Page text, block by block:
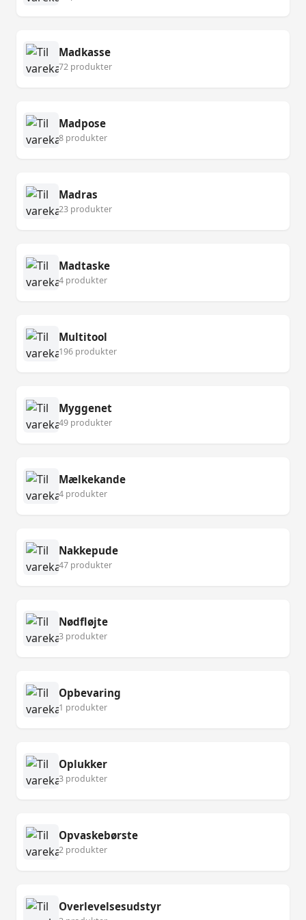
Madkasse
72 produkter
Madpose
8 produkter
Madras
23 produkter
Madtaske
4 produkter
Multitool
196 produkter
Myggenet
49 produkter
Mælkekande
4 produkter
Nakkepude
47 produkter
Nødfløjte
3 produkter
Opbevaring
1 produkter
Oplukker
3 produkter
Opvaskebørste
2 produkter
Overlevelsesudstyr